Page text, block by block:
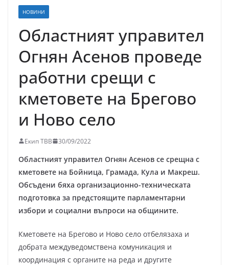
НОВИНИ
Областният управител
Огнян Асенов проведе
работни срещи с
кметовете на Брегово
и Ново село
Екип ТВВ 30/09/2022
Областният управител Огнян Асенов се срещна с
кметовете на Бойница, Грамада, Кула и Макреш.
Обсъдени бяха организационно-техническата
подготовка за предстоящите парламентарни
избори и социални въпроси на общините.
Кметовете на Брегово и Ново село отбелязаха и
добрата междуведомствена комуникация и
координация с органите на реда и другите